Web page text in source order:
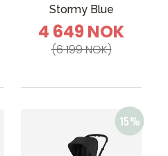
Stormy Blue
4 649 NOK
(6 199 NOK)